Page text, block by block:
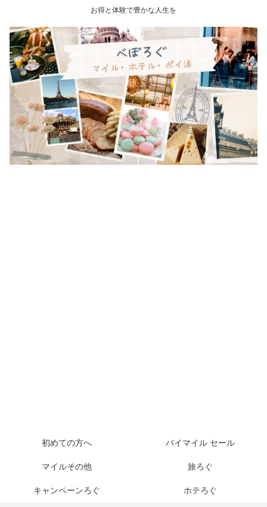
お得と体験で豊かな人生を
初めての方へ バイマイル セール
マイルその他 旅ろぐ
キャンペーンろぐ ホテろぐ